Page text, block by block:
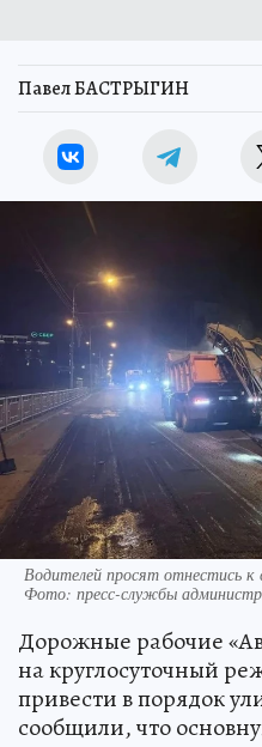
Павел БАСТРЫГИН
Водителей просят отнестись к
Фото: пресс-службы
Дорожные рабочие
на круглосуточный
привести в порядок
сообщили, что